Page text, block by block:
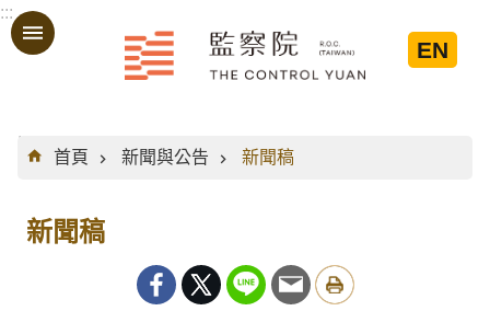
跳到主要內容區塊
:::
EN
:::
首頁
新聞與公告 新聞稿
新聞稿